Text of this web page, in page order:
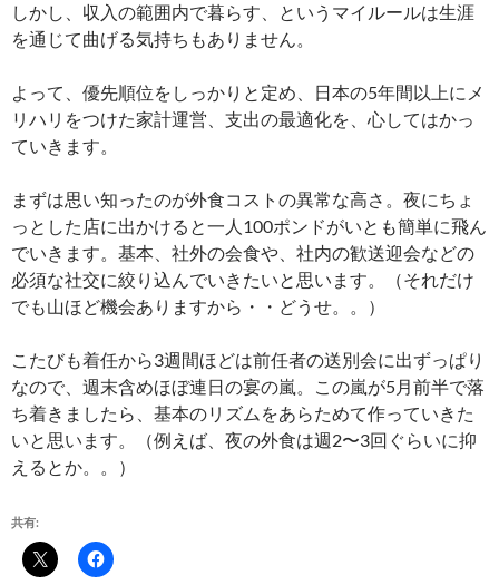
しかし、収入の範囲内で暮らす、というマイルールは生涯
を通じて曲げる気持ちもありません。
よって、優先順位をしっかりと定め、日本の5年間以上にメ
リハリをつけた家計運営、支出の最適化を、心してはかっ
ていきます。
まずは思い知ったのが外食コストの異常な高さ。夜にちょ
っとした店に出かけると一人100ポンドがいとも簡単に飛ん
でいきます。基本、社外の会食や、社内の歓送迎会などの
必須な社交に絞り込んでいきたいと思います。（それだけ
でも山ほど機会ありますから・・どうせ。。）
こたびも着任から3週間ほどは前任者の送別会に出ずっぱり
なので、週末含めほぼ連日の宴の嵐。この嵐が5月前半で落
ち着きましたら、基本のリズムをあらためて作っていきた
いと思います。（例えば、夜の外食は週2〜3回ぐらいに抑
えるとか。。）
共有: